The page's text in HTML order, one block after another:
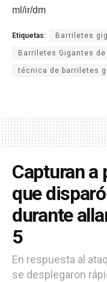
ml/ir/dm
Etiquetas: Barriletes
Barriletes Gigantes de
técnica de barriletes
Capturan a
que
durante
5
En respuesta al
se desplegaron